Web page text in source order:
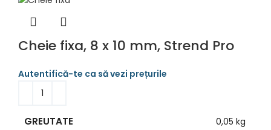
Cheie fixa, 8 x 10 mm, Strend Pro
GREUTATE 0,05 kg